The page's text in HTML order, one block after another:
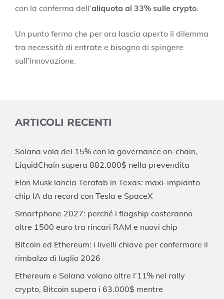
con la conferma dell’aliquota al 33% sulle crypto.
Un punto fermo che per ora lascia aperto il dilemma
tra necessità di entrate e bisogno di spingere
sull’innovazione.
ARTICOLI RECENTI
Solana vola del 15% con la governance on-chain,
LiquidChain supera 882.000$ nella prevendita
Elon Musk lancia Terafab in Texas: maxi-impianto
chip IA da record con Tesla e SpaceX
Smartphone 2027: perché i flagship costeranno
oltre 1500 euro tra rincari RAM e nuovi chip
Bitcoin ed Ethereum: i livelli chiave per confermare il
rimbalzo di luglio 2026
Ethereum e Solana volano oltre l’11% nel rally
crypto, Bitcoin supera i 63.000$ mentre